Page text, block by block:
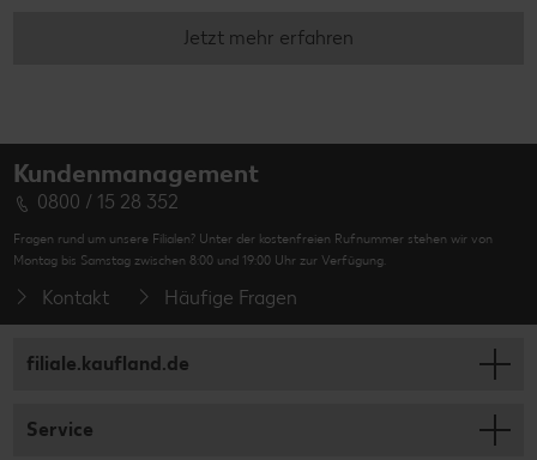
Jetzt mehr erfahren
Kundenmanagement
0800 / 15 28 352
Fragen rund um unsere Filialen? Unter der kostenfreien Rufnummer stehen wir von
Montag bis Samstag zwischen 8:00 und 19:00 Uhr zur Verfügung.
Kontakt Häufige Fragen
filiale.kaufland.de
Service